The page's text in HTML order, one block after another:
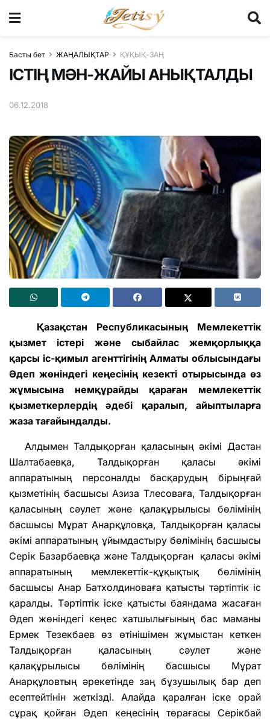
Басты бет ЖАҢАЛЫҚТАР ҚҰҚЫҚ-ЗАҢ
ІСТІҢ МӘН-ЖАЙЫ АНЫҚТАЛДЫ
06.12.2018
Қазақстан Республикасының Мемлекеттік
қызмет істері және сыбайлас жемқорлыққа
қарсы іс-қимыл агенттігінің Алматы облысындағы
Әдеп жөніндегі кеңесінің кезекті отырысында өз
жұмысына немқұрайды қараған мемлекеттік
қызметкерлердің әдебі қаралып, айыптыларға
жаза тағайындалды.
Алдымен Талдықорған қаласының әкімі Дастан
Шалтабаевқа, Талдықорған қаласы әкімі
аппаратының персоналды басқарудың бірыңғай
қызметінің басшысы Азиза Тлесоваға, Талдықорған
қаласының сәулет және қалақұрылысы бөлімінің
басшысы Мұрат Анарқұловқа, Талдықорған қаласы
әкімі аппаратының ұйымдастыру бөлімінің басшысы
Серік Базарбаевқа және Талдықорған қаласы әкімі
аппаратының мемлекеттік-құқықтық бөлімінің
басшысы Анар Батхолдиноваға қатысты тәртіптік іс
қаралды. Тәртіптік іске қатысты баяндама жасаған
Әдеп жөніндегі кеңес хатшылығының бас маманы
Ермек Тезекбаев өз өтінішімен жұмыстан кеткен
Талдықорған қаласының сәулет және
қалақұрылысы бөлімінің басшысы Мұрат
Анарқұловтың әрекетінде заң бұзушылық бар деп
есептейтінін жеткізді. Алайда қаралған іске орай
сұрақ қойған Әдеп кеңесінің төрағасы Серікбай